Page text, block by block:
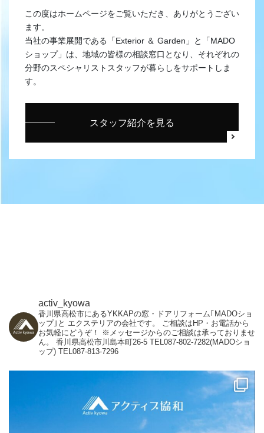
この度はホームページをご覧いただき、ありがとうござい
ます。
当社の事業展開である「Exterior ＆ Garden」と「MADO
ショップ」は、地域の皆様の相談窓口となり、それぞれの
分野のスペシャリストスタッフが暮らしをサポートしま
す。
スタッフ紹介を見る
activ_kyowa
香川県高松市にあるYKKAPの窓・ドアリフォーム｢MADOショ
ップ｣と エクステリアの会社です。
ご相談はHP・お電話から
お気軽にどうぞ！
※メッセージからのご相談は承っておりませ
ん。
香川県高松市川島本町26-5 TEL087-802-7282(MADOショ
ップ) TEL087-813-7296